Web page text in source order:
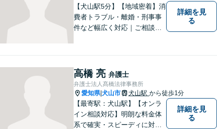
い。
【犬山駅5分】【地域密着】消
費者トラブル・離婚・刑事事
件など幅広く対応｜ご相談者
休日・時間外対応可】
詳細を見
る
高橋 亮 弁護士
弁護士法人髙橋法律事務所
愛知県|犬山市 犬山駅 から徒歩1分
【最寄駅：犬山駅】【オンラ
イン相談対応】明朗な料金体
系で確実・スピーディに対応
詳細を見
る